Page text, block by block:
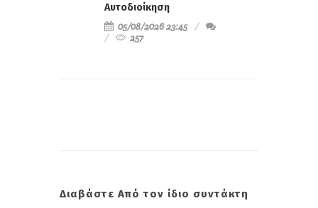
Αυτοδιοίκηση
05/08/2026 23:45
257
Διαβάστε Από τον ίδιο συντάκτη